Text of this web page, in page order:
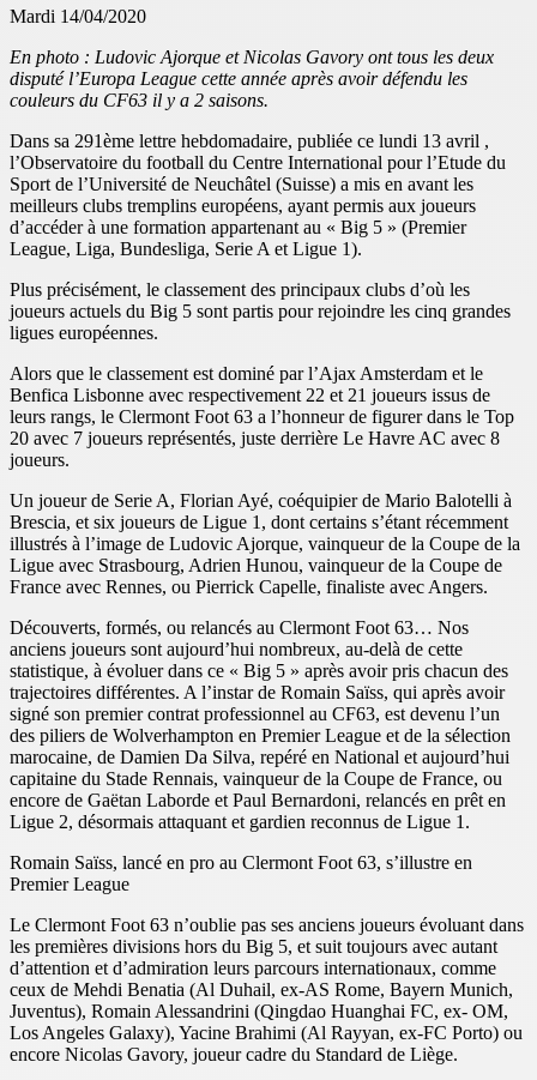
Mardi 14/04/2020
En photo : Ludovic Ajorque et Nicolas Gavory ont tous les deux
disputé l’Europa League cette année après avoir défendu les
couleurs du CF63 il y a 2 saisons.
Dans sa 291ème lettre hebdomadaire, publiée ce lundi 13 avril ,
l’Observatoire du football du Centre International pour l’Etude du
Sport de l’Université de Neuchâtel (Suisse) a mis en avant les
meilleurs clubs tremplins européens, ayant permis aux joueurs
d’accéder à une formation appartenant au « Big 5 » (Premier
League, Liga, Bundesliga, Serie A et Ligue 1).
Plus précisément, le classement des principaux clubs d’où les
joueurs actuels du Big 5 sont partis pour rejoindre les cinq grandes
ligues européennes.
Alors que le classement est dominé par l’Ajax Amsterdam et le
Benfica Lisbonne avec respectivement 22 et 21 joueurs issus de
leurs rangs, le Clermont Foot 63 a l’honneur de figurer dans le Top
20 avec 7 joueurs représentés, juste derrière Le Havre AC avec 8
joueurs.
Un joueur de Serie A, Florian Ayé, coéquipier de Mario Balotelli à
Brescia, et six joueurs de Ligue 1, dont certains s’étant récemment
illustrés à l’image de Ludovic Ajorque, vainqueur de la Coupe de la
Ligue avec Strasbourg, Adrien Hunou, vainqueur de la Coupe de
France avec Rennes, ou Pierrick Capelle, finaliste avec Angers.
Découverts, formés, ou relancés au Clermont Foot 63… Nos
anciens joueurs sont aujourd’hui nombreux, au-delà de cette
statistique, à évoluer dans ce « Big 5 » après avoir pris chacun des
trajectoires différentes. A l’instar de Romain Saïss, qui après avoir
signé son premier contrat professionnel au CF63, est devenu l’un
des piliers de Wolverhampton en Premier League et de la sélection
marocaine, de Damien Da Silva, repéré en National et aujourd’hui
capitaine du Stade Rennais, vainqueur de la Coupe de France, ou
encore de Gaëtan Laborde et Paul Bernardoni, relancés en prêt en
Ligue 2, désormais attaquant et gardien reconnus de Ligue 1.
Romain Saïss, lancé en pro au Clermont Foot 63, s’illustre en
Premier League
Le Clermont Foot 63 n’oublie pas ses anciens joueurs évoluant dans
les premières divisions hors du Big 5, et suit toujours avec autant
d’attention et d’admiration leurs parcours internationaux, comme
ceux de Mehdi Benatia (Al Duhail, ex-AS Rome, Bayern Munich,
Juventus), Romain Alessandrini (Qingdao Huanghai FC, ex- OM,
Los Angeles Galaxy), Yacine Brahimi (Al Rayyan, ex-FC Porto) ou
encore Nicolas Gavory, joueur cadre du Standard de Liège.